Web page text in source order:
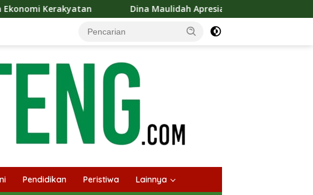
Dina Maulidah Apresiasi Festival Jajanan Tempo Dulu, Dorong
Pendidikan Peristiwa Lainnya